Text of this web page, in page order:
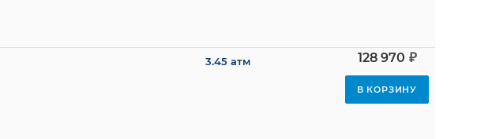
3.45 атм 128 970 ₽
В КОРЗИНУ